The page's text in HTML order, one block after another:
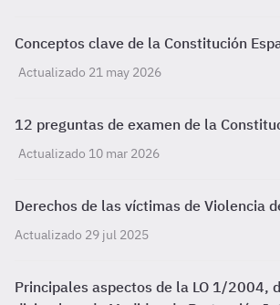
Conceptos clave de la Constitución
Actualizado 21 may 2026
12 preguntas de examen de la
Actualizado 10 mar 2026
Derechos de las víctimas de Violencia
Actualizado 29 jul 2025
Principales aspectos de la LO 1/2004,